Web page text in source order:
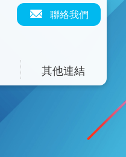
聯絡我們
其他連結